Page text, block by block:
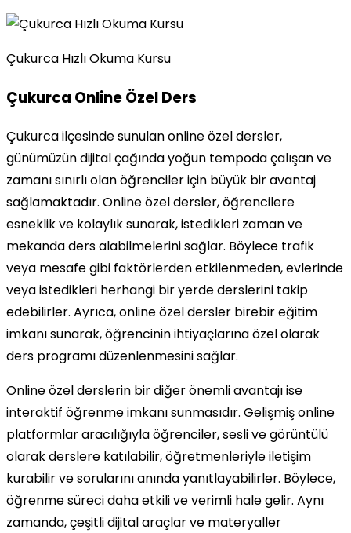
Çukurca Hızlı Okuma Kursu
Çukurca Online Özel Ders
Çukurca ilçesinde sunulan online özel dersler,
günümüzün dijital çağında yoğun tempoda çalışan ve
zamanı sınırlı olan öğrenciler için büyük bir avantaj
sağlamaktadır. Online özel dersler, öğrencilere
esneklik ve kolaylık sunarak, istedikleri zaman ve
mekanda ders alabilmelerini sağlar. Böylece trafik
veya mesafe gibi faktörlerden etkilenmeden, evlerinde
veya istedikleri herhangi bir yerde derslerini takip
edebilirler. Ayrıca, online özel dersler birebir eğitim
imkanı sunarak, öğrencinin ihtiyaçlarına özel olarak
ders programı düzenlenmesini sağlar.
Online özel derslerin bir diğer önemli avantajı ise
interaktif öğrenme imkanı sunmasıdır. Gelişmiş online
platformlar aracılığıyla öğrenciler, sesli ve görüntülü
olarak derslere katılabilir, öğretmenleriyle iletişim
kurabilir ve sorularını anında yanıtlayabilirler. Böylece,
öğrenme süreci daha etkili ve verimli hale gelir. Aynı
zamanda, çeşitli dijital araçlar ve materyaller